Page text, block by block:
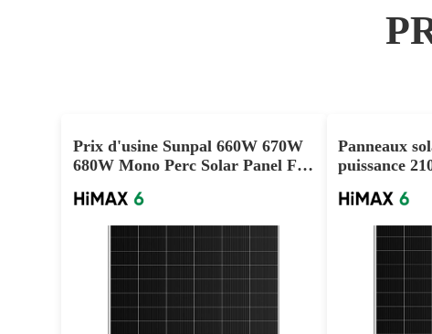
Prix d'usine Sunpal 660W 670W
680W Mono Perc Solar Panel For
Panneaux
puissance